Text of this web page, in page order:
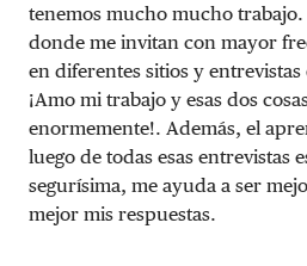
tenemos mucho mucho trabajo.
donde me invitan con mayor
en diferentes sitios y
¡Amo mi trabajo y esas dos
enormemente!. Además, el
luego de todas esas entrevistas
segurísima, me ayuda a ser
mejor mis respuestas.